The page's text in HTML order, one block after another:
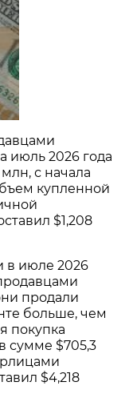
июль 2026 года
с начала
купленной
$1,208
в июле 2026
продали
больше, чем
покупка
сумме $705,3
$4,218